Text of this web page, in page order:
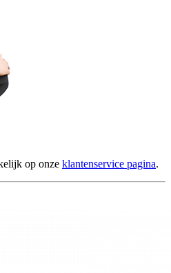
op onze klantenservice pagina.